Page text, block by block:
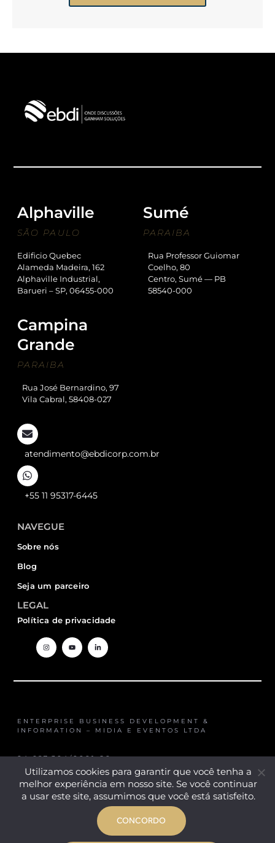
Alphaville Sumé
SÃO PAULO PARAIBA
Edificio Quebec
Alameda Madeira, 162
Alphaville Industrial,
Barueri – SP, 06455-000
Rua Professor Guiomar
Coelho, 80
Centro, Sumé — PB
58540-000
Campina
Grande
PARAIBA
Rua José Bernardino, 97
Vila Cabral, 58408-027
atendimento@ebdicorp.com.br
+55 11 95317-6445
NAVEGUE
Sobre nós
Blog
Seja um parceiro
LEGAL
Política de privacidade
ENTERPRISE BUSINESS DEVELOPMENT &
INFORMATION – MIDIA E EVENTOS LTDA
04.687.304/0001-20
COPYRIGHT © 2024 EBDI
Utilizamos cookies para garantir que você tenha a
melhor experiência em nosso site. Se você continuar
a usar este site, assumimos que você está satisfeito.
CONCORDO